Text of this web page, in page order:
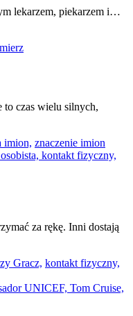
lekarzem, piekarzem i…
czas wielu silnych,
imion, znaczenie imion
za rękę. Inni dostają
Gracz, kontakt fizyczny,